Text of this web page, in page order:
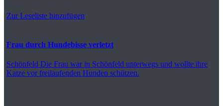
Zur Leseliste hinzufügen
Frau durch Hundebisse verletzt
Schönfeld Die Frau war in Schönfeld unterwegs und wollte ihre
Katze vor freilaufenden Hunden schützen.